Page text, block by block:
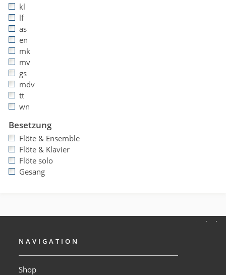
kl
lf
as
en
mk
mv
gs
mdv
tt
wn
Besetzung
Flöte & Ensemble
Flöte & Klavier
Flöte solo
Gesang
NAVIGATION
Shop